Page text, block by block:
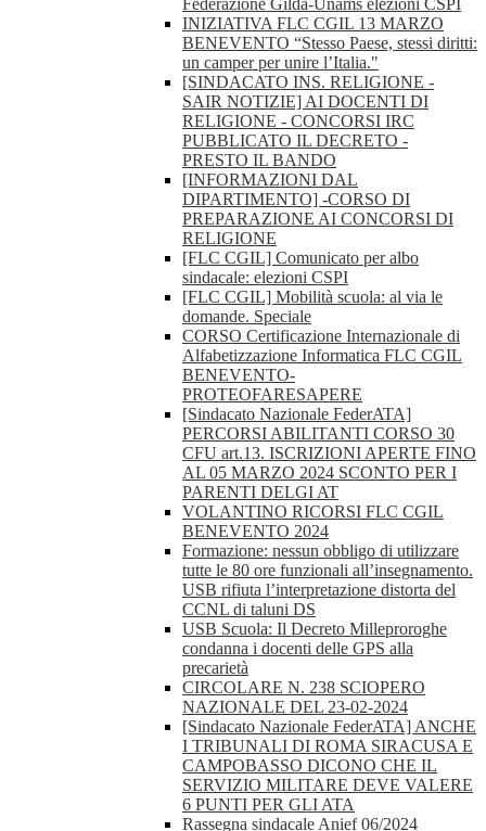
Federazione Gilda-Unams elezioni CSPI
INIZIATIVA FLC CGIL 13 MARZO
BENEVENTO “Stesso Paese, stessi diritti:
un camper per unire l’Italia."
[SINDACATO INS. RELIGIONE -
SAIR NOTIZIE] AI DOCENTI DI
RELIGIONE - CONCORSI IRC
PUBBLICATO IL DECRETO -
PRESTO IL BANDO
[INFORMAZIONI DAL
DIPARTIMENTO] -CORSO DI
PREPARAZIONE AI CONCORSI DI
RELIGIONE
[FLC CGIL] Comunicato per albo
sindacale: elezioni CSPI
[FLC CGIL] Mobilità scuola: al via le
domande. Speciale
CORSO Certificazione Internazionale di
Alfabetizzazione Informatica FLC CGIL
BENEVENTO-
PROTEOFARESAPERE
[Sindacato Nazionale FederATA]
PERCORSI ABILITANTI CORSO 30
CFU art.13. ISCRIZIONI APERTE FINO
AL 05 MARZO 2024 SCONTO PER I
PARENTI DELGI AT
VOLANTINO RICORSI FLC CGIL
BENEVENTO 2024
Formazione: nessun obbligo di utilizzare
tutte le 80 ore funzionali all’insegnamento.
USB rifiuta l’interpretazione distorta del
CCNL di taluni DS
USB Scuola: Il Decreto Milleproroghe
condanna i docenti delle GPS alla
precarietà
CIRCOLARE N. 238 SCIOPERO
NAZIONALE DEL 23-02-2024
[Sindacato Nazionale FederATA] ANCHE
I TRIBUNALI DI ROMA SIRACUSA E
CAMPOBASSO DICONO CHE IL
SERVIZIO MILITARE DEVE VALERE
6 PUNTI PER GLI ATA
Rassegna sindacale Anief 06/2024